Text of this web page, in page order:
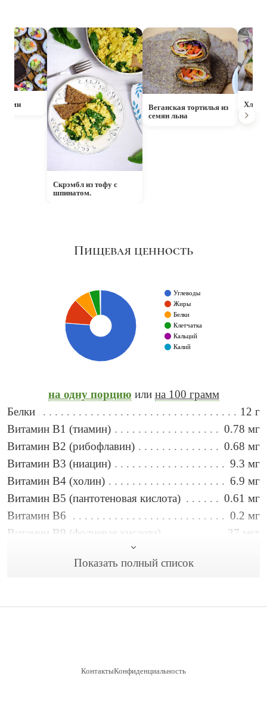
Скрэмбл из тофу с
шпинатом.
Веганская тортилья из
семян льна
Хлеб
Пищевая ценность
Углеводы
Жиры
Белки
Клетчатка
Кальций
Калий
на одну порцию или на 100 грамм
Белки
12 г
Витамин B1 (тиамин)
0.78 мг
Витамин B2 (рибофлавин)
0.68 мг
Витамин B3 (ниацин)
9.3 мг
Витамин B4 (холин)
6.9 мг
Витамин B5 (пантотеновая кислота)
0.61 мг
Витамин B6
0.2 мг
Витамин B9 (фолиевая кислота)
37 мкг
Показать полный список
КонтактыКонфиденциальность